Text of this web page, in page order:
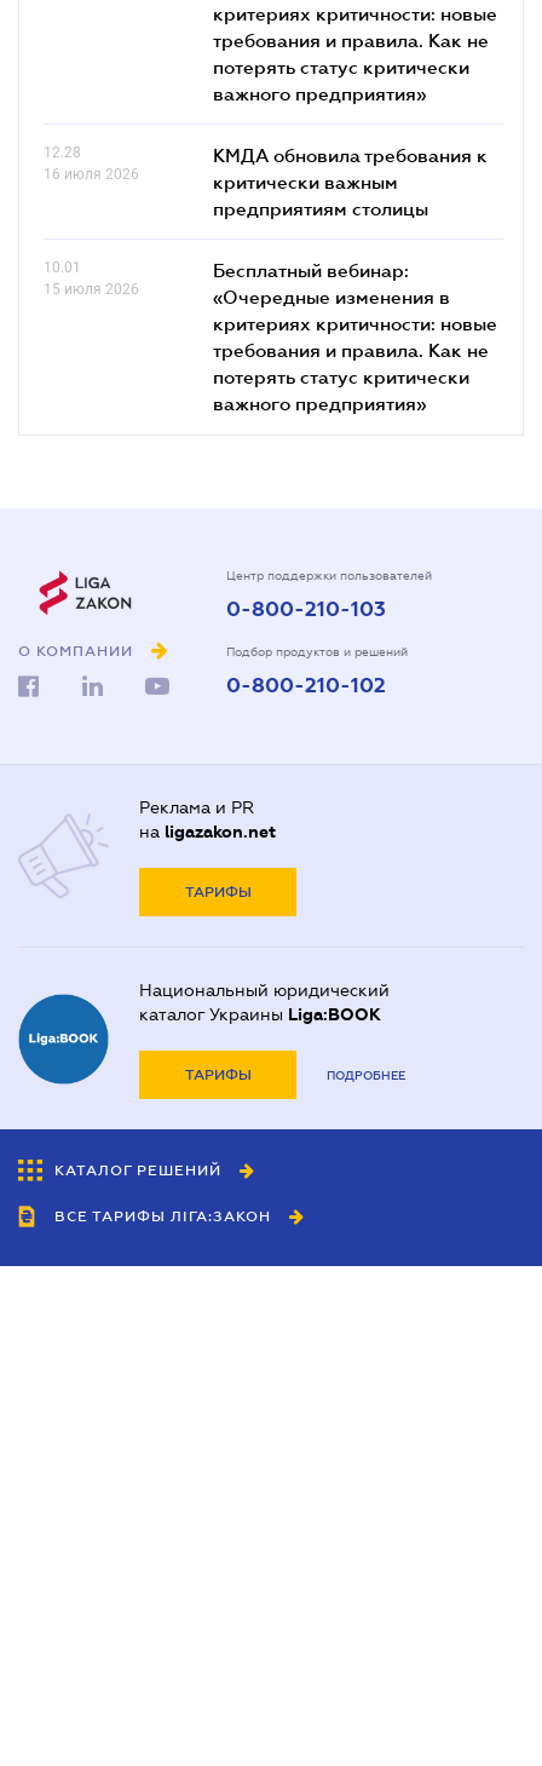
критериях критичности: новые
требования и правила. Как не
потерять статус критически
важного предприятия»
12.28
16 июля 2026
КМДА обновила требования к
критически важным
предприятиям столицы
10.01
15 июля 2026
Бесплатный вебинар:
«Очередные изменения в
критериях критичности: новые
требования и правила. Как не
потерять статус критически
важного предприятия»
О КОМПАНИИ
Центр поддержки пользователей
0-800-210-103
Подбор продуктов и решений
0-800-210-102
Реклама и PR
на ligazakon.net
ТАРИФЫ
Национальный юридический
каталог Украины Liga:BOOK
ТАРИФЫ ПОДРОБНЕЕ
КАТАЛОГ РЕШЕНИЙ
ВСЕ ТАРИФЫ ЛІГА:ЗАКОН